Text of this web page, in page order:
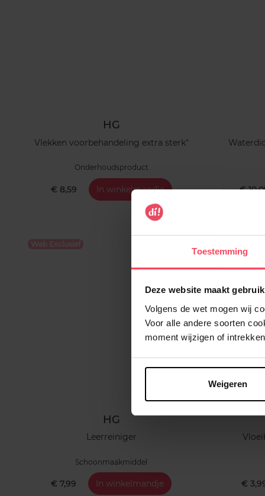
Toestemming
Deze website maakt
Volgens de wet mogen wij
Voor alle andere soorten
moment wijzigen of
Weigeren
HG
Vlekken voorbehandeling extra sterk"
Onderhoudsproduct
€ 8,59 In winkelmandje €
HG
Leerreiniger
Schoonmaakmiddel
€ 7,99 In winkelmandje €